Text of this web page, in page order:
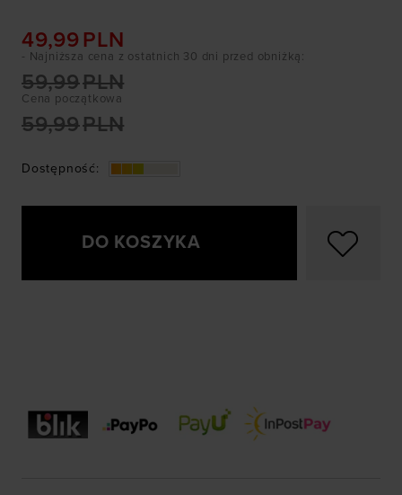
49,99 PLN
Cena początkowa
59,99PLN
59,99PLN
- Najniższa cena z ostatnich 30 dni przed obniżką:
Dostępność:
DO KOSZYKA